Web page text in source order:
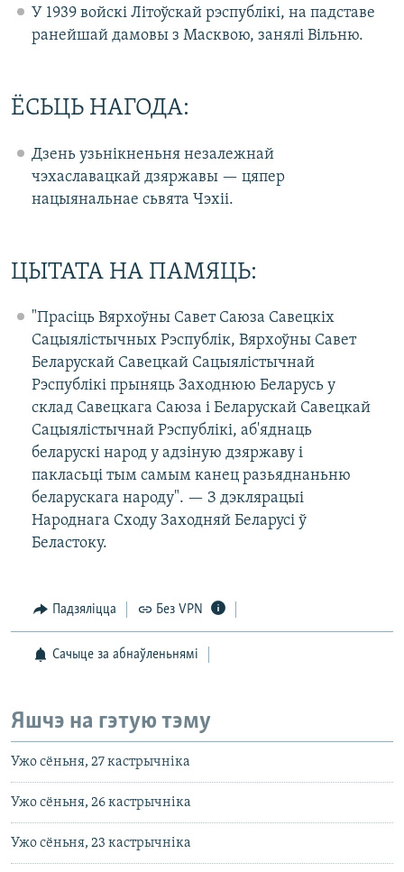
У 1939 войскі Літоўскай рэспублікі, на падставе
ранейшай дамовы з Масквою, занялі Вільню.
ЁСЬЦЬ НАГОДА:
Дзень узьнікненьня незалежнай
чэхаславацкай дзяржавы — цяпер
нацыянальнае сьвята Чэхіі.
ЦЫТАТА НА ПАМЯЦЬ:
"Прасіць Вярхоўны Савет Саюза Савецкіх
Сацыялістычных Рэспублік, Вярхоўны Савет
Беларускай Савецкай Сацыялістычнай
Рэспублікі прыняць Заходнюю Беларусь у
склад Савецкага Саюза і Беларускай Савецкай
Сацыялістычнай Рэспублікі, аб'яднаць
беларускі народ у адзіную дзяржаву і
пакласьці тым самым канец разьяднаньню
беларускага народу". — З дэклярацыі
Народнага Сходу Заходняй Беларусі ў
Беластоку.
Падзяліцца Без VPN
Сачыце за абнаўленьнямі
Яшчэ на гэтую тэму
Ужо сёньня, 27 кастрычніка
Ужо сёньня, 26 кастрычніка
Ужо сёньня, 23 кастрычніка